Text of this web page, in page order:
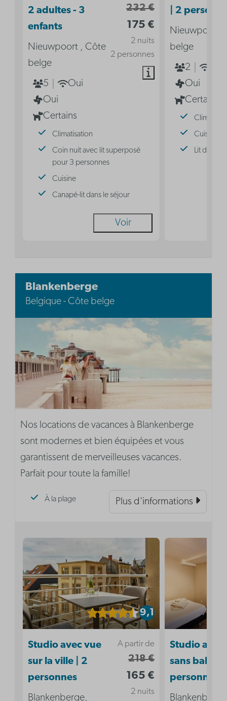
232 €
175 €
2 nuits
2 personnes
2 adultes - 3
enfants
Nieuwpoort , Côte
belge
5
Oui
Oui
Certains
Climatisation
Coin nuit avec lit superposé
pour 3 personnes
Cuisine
Canapé-lit dans le séjour
Voir
| 2
Nieuwpoort ,
belge
2
Oui
Certains
Cuisine
Lit
Blankenberge
Belgique - Côte belge
Nos locations de vacances à Blankenberge
sont modernes et bien équipées et vous
garantissent de merveilleuses vacances.
Parfait pour toute la famille!
À la plage Plus d'informations
9,1
A partir de
218 €
165 €
2 nuits
Studio avec vue
sur la ville | 2
personnes
Blankenberge,
Studio
sans balcon
personnes